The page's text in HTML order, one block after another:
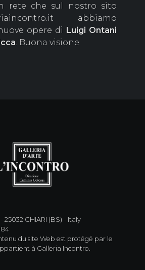
rete che sul nostro sito
abbiamo
opere di Luigi Ontani
. Buona visione
25032 CHIARI (BS) - Italy
du site Web est protégé par le
à Galleria Incontro.